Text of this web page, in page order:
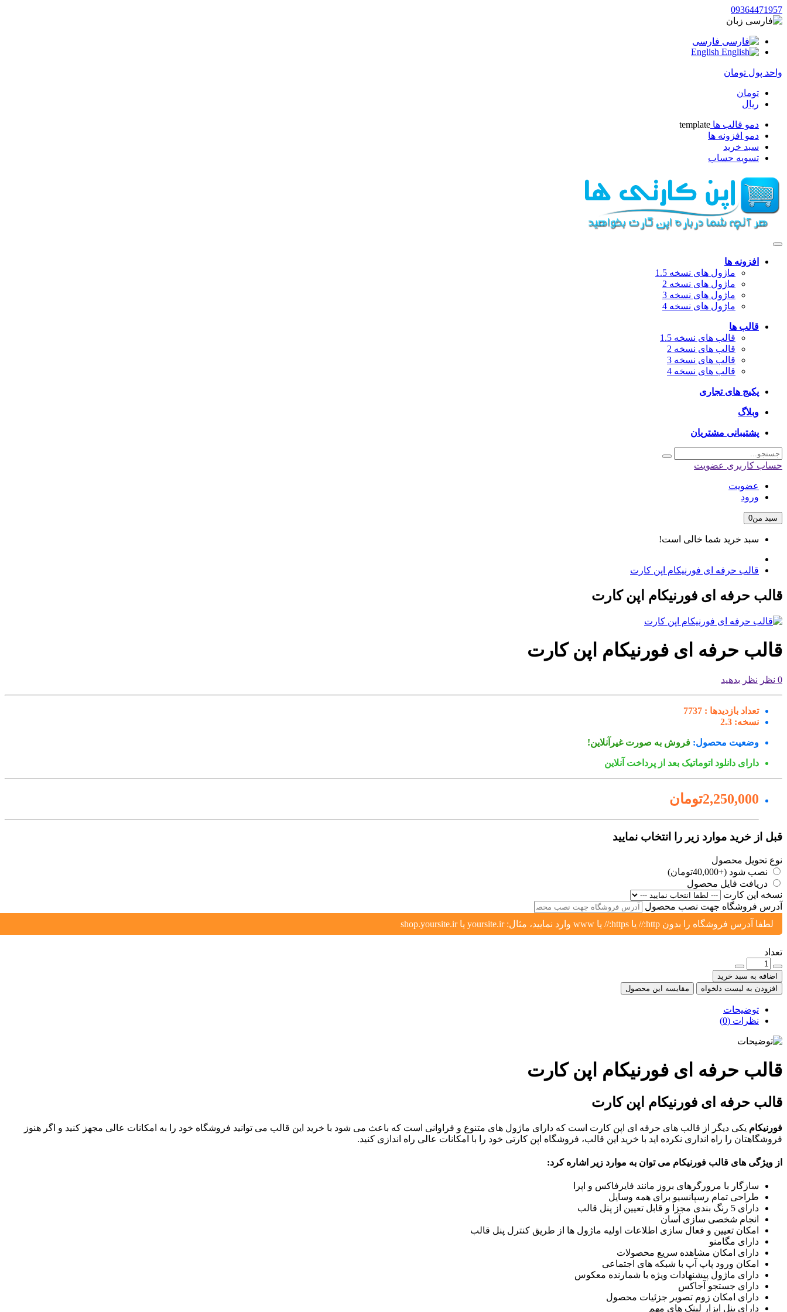
09364471957
زبان
فارسی
واحد پول تومان
تومان
ریال
دمو قالب ها template
دمو افزونه ها
سبد خرید
تسویه حساب
افزونه ها
ماژول های نسخه 1.5
ماژول های نسخه 2
ماژول های نسخه 3
ماژول های نسخه 4
قالب ها
قالب های نسخه 1.5
قالب های نسخه 2
قالب های نسخه 3
قالب های نسخه 4
پکیج های تجاری
وبلاگ
پشتیبانی مشتریان
حساب کاربری عضویت
عضویت
ورود
سبد من0
سبد خرید شما خالی است!
قالب حرفه ای فورنیکام اپن کارت
قالب حرفه ای فورنیکام اپن کارت
قالب حرفه ای فورنیکام اپن کارت
0 نظر نظر بدهید
تعداد بازدیدها : 7737
نسخه: 2.3
وضعیت محصول: فروش به صورت غیرآنلاین!
دارای دانلود اتوماتیک بعد از پرداخت آنلاین
2,250,000تومان
قبل از خرید موارد زیر را انتخاب نمایید
نوع تحویل محصول
نصب شود (+40,000تومان)
دریافت فایل محصول
نسخه اپن کارت
آدرس فروشگاه جهت نصب محصول
لطفا آدرس فروشگاه را بدون http:// یا https:// یا www وارد نمایید، مثال: yoursite.ir یا shop.yoursite.ir
تعداد
اضافه به سبد خرید
افزودن به لیست دلخواه
مقایسه این محصول
توضیحات
نظرات (0)
قالب حرفه ای فورنیکام اپن کارت
قالب حرفه ای فورنیکام اپن کارت
فورنیکام یکی دیگر از قالب های حرفه ای اپن کارت است که دارای ماژول های متنوع و فراوانی است که باعث می شود با خرید این قالب می توانید فروشگاه خود را به امکانات عالی مجهز کنید و اگر هنوز
فروشگاهتان را راه انداری نکرده اید با خرید این قالب، فروشگاه اپن کارتی خود را با امکانات عالی راه اندازی کنید.
از ویژگی های قالب فورنیکام می توان به موارد زیر اشاره کرد:
سازگار با مرورگرهای بروز مانند فایرفاکس و اپرا
طراحی تمام رسپانسیو برای همه وسایل
دارای 5 رنگ بندی مجزا و قابل تعیین از پنل قالب
انجام شخصی سازی آسان
امکان تعیین و فعال سازی اطلاعات اولیه ماژول ها از طریق کنترل پنل قالب
دارای مگامنو
دارای امکان مشاهده سریع محصولات
امکان ورود پاپ آپ با شبکه های اجتماعی
دارای ماژول پیشنهادات ویژه با شمارنده معکوس
دارای جستجو آجاکس
دارای امکان زوم تصویر جزئیات محصول
دارای پنل ابزار لینک های مهم